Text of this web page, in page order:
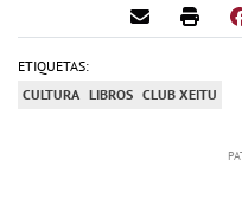
ETIQUETAS:
CULTURA LIBROS CLUB XEITU